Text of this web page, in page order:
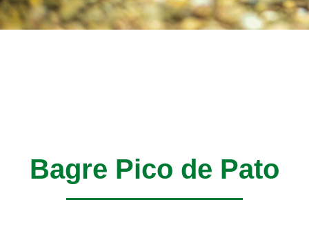
Bagre Pico de Pato